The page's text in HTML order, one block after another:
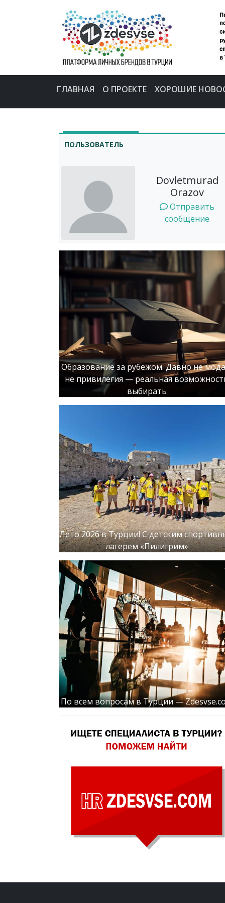
ГЛАВНАЯ О ПРОЕКТЕ ХОРОШИЕ
ПОЛЬЗОВАТЕЛЬ
Dovletmurad
Orazov
Отправить
сообщение
Образование за рубежом. Давно не
не привилегия — реальная
выбирать
Лето 2026 в Турции! С детским
лагерем «Пилигрим»
По всем вопросам в Турции —